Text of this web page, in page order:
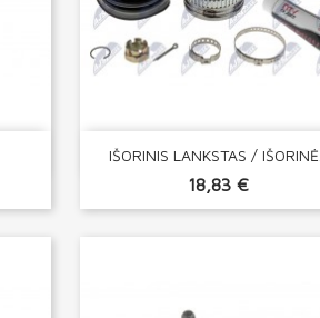
IŠORINIS LANKSTAS / IŠORINĖ...
18,83 €
 Greita peržiūra